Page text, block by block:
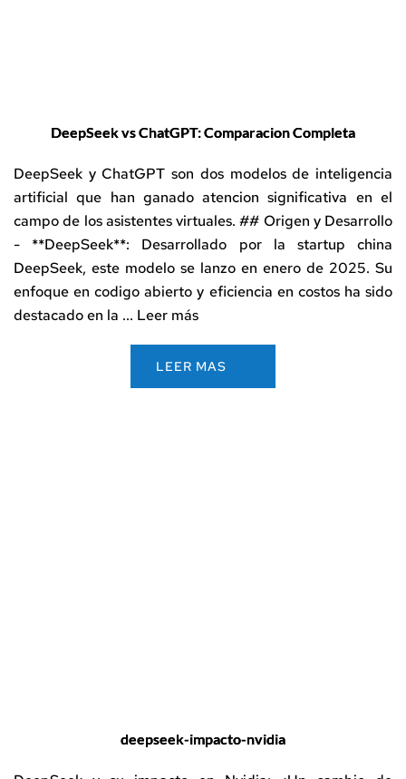
DeepSeek vs ChatGPT: Comparacion Completa
DeepSeek y ChatGPT son dos modelos de inteligencia
artificial que han ganado atencion significativa en el
campo de los asistentes virtuales. ## Origen y Desarrollo
- **DeepSeek**: Desarrollado por la startup china
DeepSeek, este modelo se lanzo en enero de 2025. Su
enfoque en codigo abierto y eficiencia en costos ha sido
destacado en la ... Leer más
LEER MAS
deepseek-impacto-nvidia